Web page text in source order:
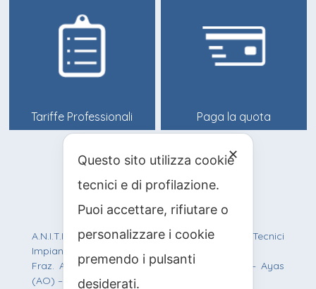
Tariffe Professionali Paga la quota
info@anitif.org
+39 0125 303100
A.N.I.T.I.F. Associazione Nazionale Italiana Tecnici
Impianti Funiviari
Fraz. Antagnod, Route Barmasc, 57 – 11020 – Ayas
(AO) – C.F.: 90012200219 – P.IVA: 01242950077
✕
Questo sito utilizza cookie
tecnici e di profilazione.
Puoi accettare, rifiutare o
personalizzare i cookie
premendo i pulsanti
desiderati.